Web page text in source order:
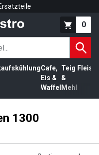
0
Cafe,
Eis &
Waffel
Teig
&
Mehl
1300